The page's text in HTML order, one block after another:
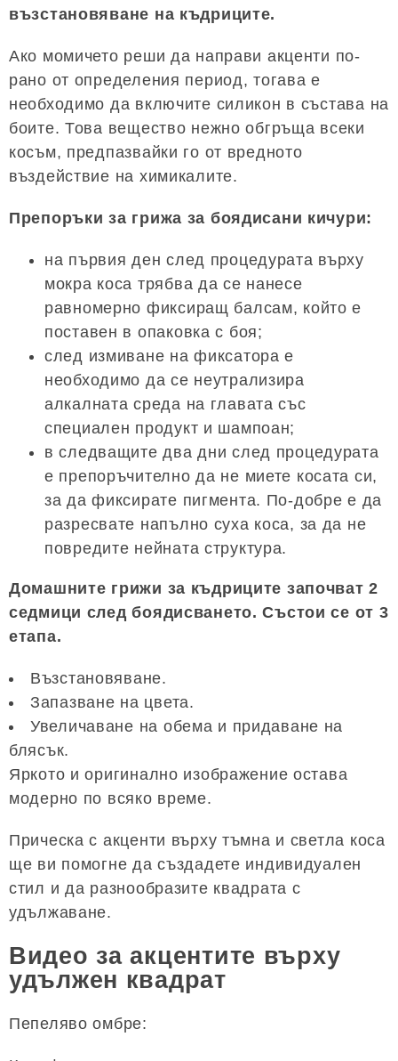
възстановяване на къдриците.
Ако момичето реши да направи акценти по-
рано от определения период, тогава е
необходимо да включите силикон в състава на
боите. Това вещество нежно обгръща всеки
косъм, предпазвайки го от вредното
въздействие на химикалите.
Препоръки за грижа за боядисани кичури:
на първия ден след процедурата върху
мокра коса трябва да се нанесе
равномерно фиксиращ балсам, който е
поставен в опаковка с боя;
след измиване на фиксатора е
необходимо да се неутрализира
алкалната среда на главата със
специален продукт и шампоан;
в следващите два дни след процедурата
е препоръчително да не миете косата си,
за да фиксирате пигмента. По-добре е да
разресвате напълно суха коса, за да не
повредите нейната структура.
Домашните грижи за къдриците започват 2
седмици след боядисването. Състои се от 3
етапа.
Възстановяване.
Запазване на цвета.
Увеличаване на обема и придаване на
блясък.
Яркото и оригинално изображение остава
модерно по всяко време.
Прическа с акценти върху тъмна и светла коса
ще ви помогне да създадете индивидуален
стил и да разнообразите квадрата с
удължаване.
Видео за акцентите върху
удължен квадрат
Пепеляво омбре: